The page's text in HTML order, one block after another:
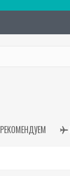
РЕКОМЕНДУЕМ